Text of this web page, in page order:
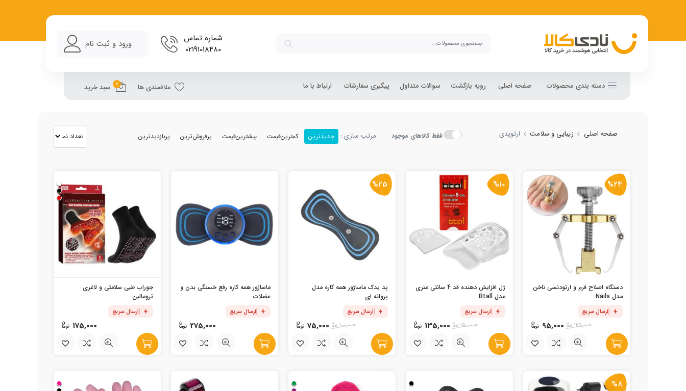
شماره تماس
02191018480
ورود و ثبت نام
دسته بندی محصولات صفحه اصلی رویه بازگشت سوالات متداول پیگیری سفارشات ارتباط با ما علاقمندی ها 0 سبد خرید
صفحه اصلی زیبایی و سلامت ارتوپدی فقط کالاهای موجود مرتب سازی : جدیدترین کمترین‌قیمت بیشترین‌قیمت پرفروش‌ترین پربازدیدترین
%24
دستگاه اصلاح فرم و ارتودنسی ناخن
مدل Nails
ارسال سریع
125,000
95,000
%10
ژل افزایش دهنده قد 4 سانتی متری
مدل Btall
ارسال سریع
150,000
135,000
%25
پد یدک ماساژور همه کاره مدل
پروانه ای
ارسال سریع
100,000
75,000
ماساژور همه کاره رفع خستگی بدن و
عضلات
ارسال سریع
275,000
جوراب طبی سلامتی و لاغری
ترومالین
ارسال سریع
175,000
%8